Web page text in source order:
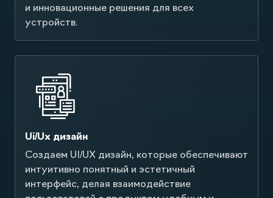
и инновационные решения для всех
устройств.
Ui/Ux дизайн
Создаем UI/UX дизайн, которые обеспечивают
интуитивно понятный и эстетичный
интерфейс, делая взаимодействие